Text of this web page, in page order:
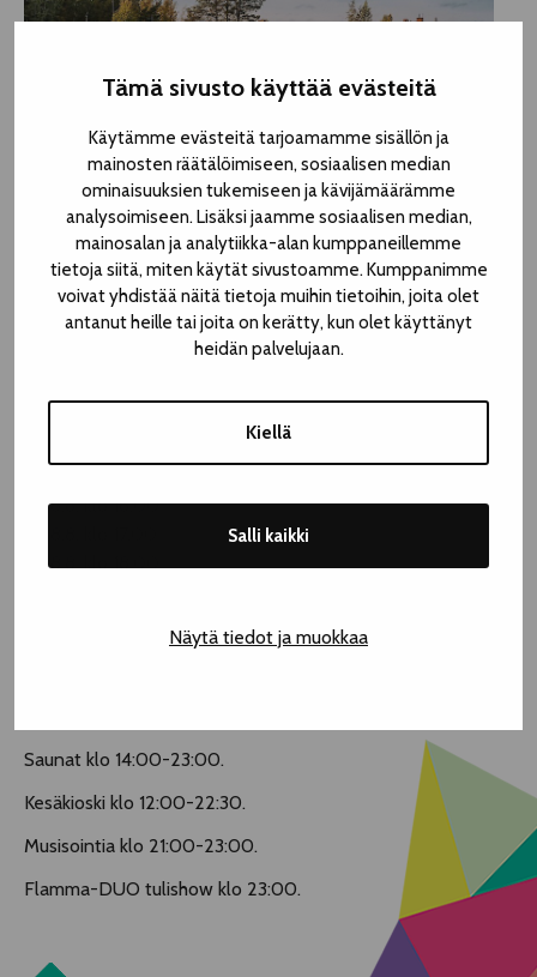
Tämä sivusto käyttää evästeitä
Käytämme evästeitä tarjoamamme sisällön ja
mainosten räätälöimiseen, sosiaalisen median
ominaisuuksien tukemiseen ja kävijämäärämme
analysoimiseen. Lisäksi jaamme sosiaalisen median,
mainosalan ja analytiikka-alan kumppaneillemme
tietoja siitä, miten käytät sivustoamme. Kumppanimme
voivat yhdistää näitä tietoja muihin tietoihin, joita olet
antanut heille tai joita on kerätty, kun olet käyttänyt
heidän palvelujaan.
Kiellä
Salli kaikki
Näytä tiedot ja muokkaa
© Jussi Paakkinen
| RAUHANIEMEN KANSANKYLPYLÄ
Rauhaniementie 23 b
To 8.8. klo 16.00
To 8.8. klo 18.00
Saunat klo 14:00-23:00.
Kesäkioski klo 12:00-22:30.
Musisointia klo 21:00-23:00.
Flamma-DUO tulishow klo 23:00.